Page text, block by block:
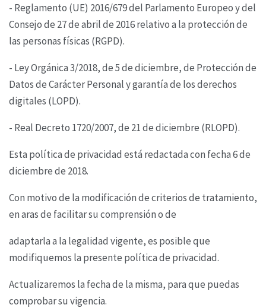
- Reglamento (UE) 2016/679 del Parlamento Europeo y del
Consejo de 27 de abril de 2016 relativoa la protección de
las personas físicas (RGPD).
- Ley Orgánica 3/2018, de 5 de diciembre, de Protección de
Datos de Carácter Personal y garantíade los derechos
digitales (LOPD).
- Real Decreto 1720/2007, de 21 de diciembre (RLOPD).
Esta política de privacidad está redactada con fecha 6 de
diciembre de 2018.
Con motivo de la modificación de criterios de tratamiento,
en aras de facilitar su comprensión o de
adaptarla a la legalidad vigente, es posible que
modifiquemos la presente política de privacidad.
Actualizaremos la fecha de la misma, para que puedas
comprobar su vigencia.